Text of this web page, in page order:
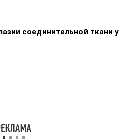
соединительной ткани у